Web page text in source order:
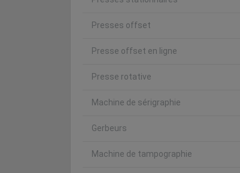
Presses offset
Presse offset en ligne
Presse rotative
Machine de sérigraphie
Gerbeurs
Machine de tampographie